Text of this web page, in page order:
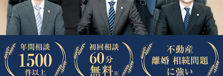
企業法務
労働問題（解雇，残業等）
刑事弁護
交通事故
企業法務
労働問題（解雇，残業等）
刑事弁護
交通事故